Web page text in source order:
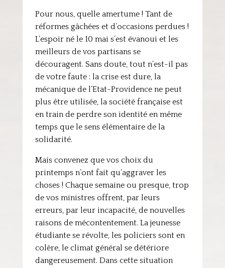
Pour nous, quelle amertume ! Tant de
réformes gâchées et d’occasions perdues !
L’espoir né le 10 mai s’est évanoui et les
meilleurs de vos partisans se
découragent. Sans doute, tout n’est-il pas
de votre faute : la crise est dure, la
mécanique de l’Etat-Providence ne peut
plus être utilisée, la société française est
en train de perdre son identité en même
temps que le sens élémentaire de la
solidarité.
Mais convenez que vos choix du
printemps n’ont fait qu’aggraver les
choses ! Chaque semaine ou presque, trop
de vos ministres offrent, par leurs
erreurs, par leur incapacité, de nouvelles
raisons de mécontentement. La jeunesse
étudiante se révolte, les policiers sont en
colère, le climat général se détériore
dangereusement. Dans cette situation